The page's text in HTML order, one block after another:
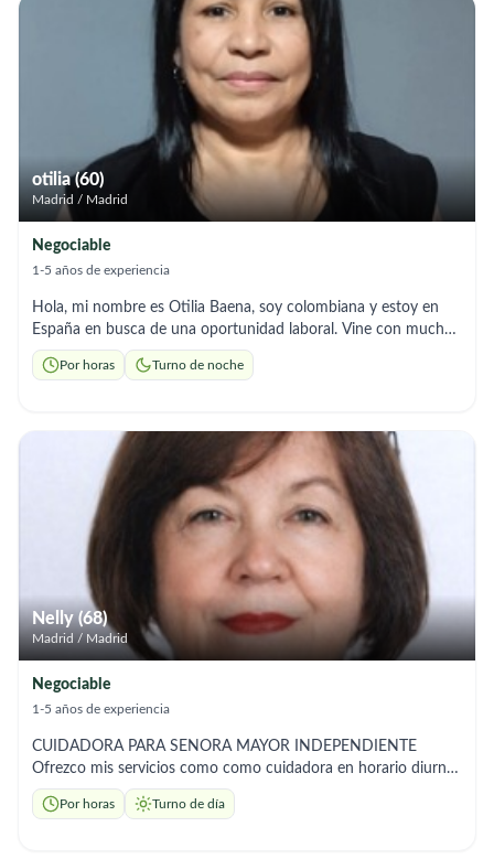
Cuidado experto en la rutina de aseo diario y confort. * ​
Acompañamiento y Apoyo Emocional: Escucha activa y
compañía para evitar la soledad. * ​Gestión del Hogar:
Mantenimiento del orden y preparación de comidas
equilibradas. * ​Fomento de la Autonomía: Estimulación para
mantener las capacidades del usuario. * ​Control de Medicación:
Seguimiento responsable de las pautas médicas.
otilia (60)
Madrid / Madrid
Negociable
1-5 años de experiencia
Hola, mi nombre es Otilia Baena, soy colombiana y estoy en
España en busca de una oportunidad laboral. Vine con muchas
ganas de trabajar y salir adelante, ya que en mi país no tuve las
mismas oportunidades, principalmente por mi edad.Cuento con
cocinar y realizar las tareas del hogar. Me caracterizo por ser
una persona responsable, respetuosa, trabajadora y con muy
buena actitud para el cuidado y acompañamiento de las
personas mayores. He tenido la oportunidad de trabajar en
este país y puedo aportar referencias laborales que respaldan
mi trabajo y mi compromiso. Quedo atenta a cualquier
oportunidad y con total disponibilidad. Muchas gracias por su
Por horas Turno de noche
Nelly (68)
Madrid / Madrid
Negociable
1-5 años de experiencia
CUIDADORA PARA SENORA MAYOR INDEPENDIENTE
Ofrezco mis servicios como como cuidadora en horario diurno,
disponible de lunes a viernes y de ser requerido eventualmente
los sábados, tanto en domicilios particulares como en
Por horas Turno de día